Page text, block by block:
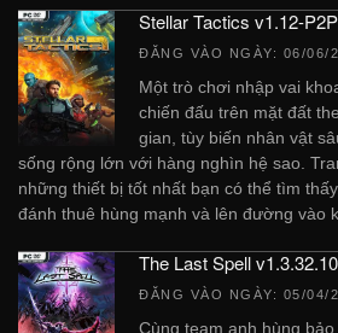
Stellar Tactics v1.12-P2P
ĐĂNG VÀO NGÀY: 06/06/
Một trò chơi nhập vai
chiến đấu trên mặt đất
gian, tùy biến nhân vật
sống rộng lớn với hàng nghìn hệ sao.
những thiết bị tốt nhất bạn có thể tìm
đánh thuê hùng mạnh và lên đường vào
The Last Spell
ĐĂNG VÀO NGÀY: 05/04/
Cùng team anh hùng